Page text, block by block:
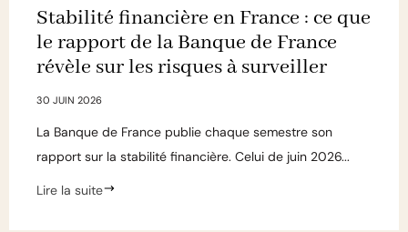
Stabilité financière en France : ce que
le rapport de la Banque de France
révèle sur les risques à surveiller
30 JUIN 2026
La Banque de France publie chaque semestre son
rapport sur la stabilité financière. Celui de juin 2026...
Lire la suite